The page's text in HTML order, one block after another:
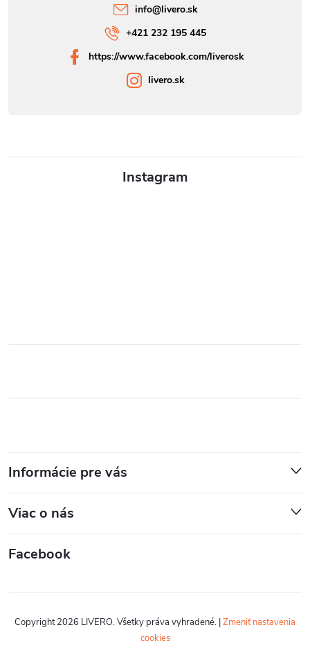
Instagram
Informácie pre vás
Viac o nás
Facebook
info@livero.sk
+421 232 195 445
https://www.facebook.com/liverosk
livero.sk
Copyright 2026 LIVERO. Všetky práva vyhradené. |Zmeniť nastavenia
cookies